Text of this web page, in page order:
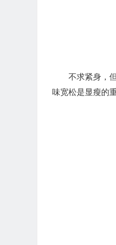
不求紧身，
味宽松是显瘦的